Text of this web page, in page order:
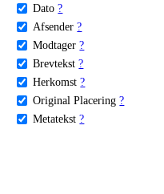
Dato ?
Afsender ?
Modtager ?
Brevtekst ?
Herkomst ?
Original Placering ?
Metatekst ?